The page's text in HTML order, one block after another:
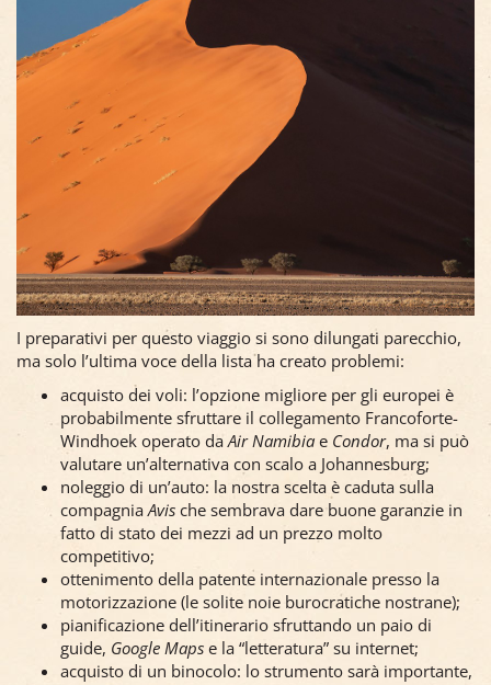
I preparativi per questo viaggio si sono dilungati parecchio,
ma solo l’ultima voce della lista ha creato problemi:
acquisto dei voli: l’opzione migliore per gli europei è
probabilmente sfruttare il collegamento Francoforte-
Windhoek operato daAir Namibia e Condor, ma si può
valutare un’alternativa con scalo a Johannesburg;
noleggio di un’auto: la nostra scelta è caduta sulla
compagniaAvis che sembrava dare buone garanzie in
fatto di stato dei mezzi ad un prezzo molto
competitivo;
ottenimento della patente internazionale presso la
motorizzazione (le solite noie burocratiche nostrane);
pianificazione dell’itinerario sfruttando un paio di
guide, Google Maps e la “letteratura” su internet;
acquisto di un binocolo: lo strumento sarà importante,